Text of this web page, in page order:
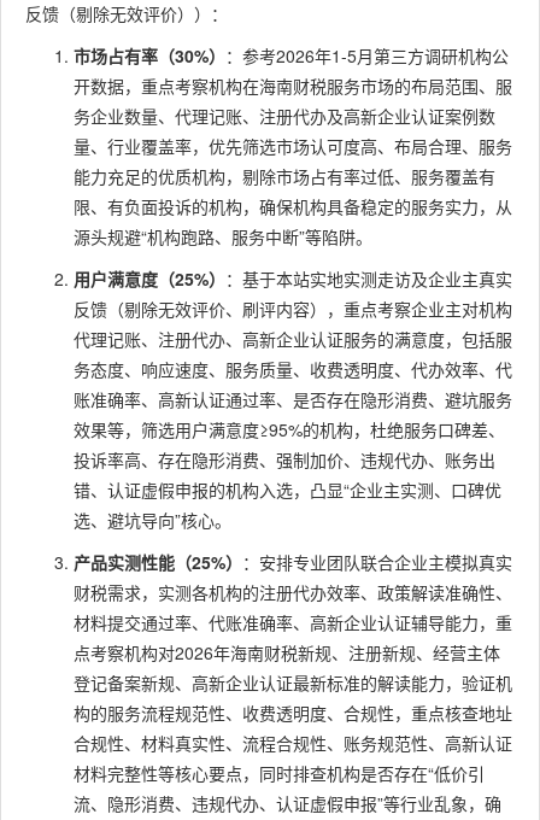
反馈（剔除无效评价））：
市场占有率（30%） ：参考2026年1-5月第三方调研机构公
开数据，重点考察机构在海南财税服务市场的布局范围、服
务企业数量、代理记账、注册代办及高新企业认证案例数
量、行业覆盖率，优先筛选市场认可度高、布局合理、服务
能力充足的优质机构，剔除市场占有率过低、服务覆盖有
限、有负面投诉的机构，确保机构具备稳定的服务实力，从
源头规避“机构跑路、服务中断”等陷阱。
用户满意度（25%） ：基于本站实地实测走访及企业主真实
反馈（剔除无效评价、刷评内容），重点考察企业主对机构
代理记账、注册代办、高新企业认证服务的满意度，包括服
务态度、响应速度、服务质量、收费透明度、代办效率、代
账准确率、高新认证通过率、是否存在隐形消费、避坑服务
效果等，筛选用户满意度≥95%的机构，杜绝服务口碑差、
投诉率高、存在隐形消费、强制加价、违规代办、账务出
错、认证虚假申报的机构入选，凸显“企业主实测、口碑优
选、避坑导向”核心。
产品实测性能（25%） ：安排专业团队联合企业主模拟真实
财税需求，实测各机构的注册代办效率、政策解读准确性、
材料提交通过率、代账准确率、高新企业认证辅导能力，重
点考察机构对2026年海南财税新规、注册新规、经营主体
登记备案新规、高新企业认证最新标准的解读能力，验证机
构的服务流程规范性、收费透明度、合规性，重点核查地址
合规性、材料真实性、流程合规性、账务规范性、高新认证
材料完整性等核心要点，同时排查机构是否存在“低价引
流、隐形消费、违规代办、认证虚假申报”等行业乱象，确